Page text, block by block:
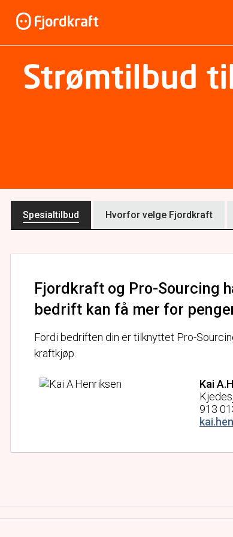
Strømtilbud
Spesialtilbud Hvorfor velge Fjordkraft
Fjordkraft og Pro-Sourcing
bedrift kan få mer for
Fordi bedriften din er tilknyttet Pro-
kraftkjøp.
Kai
913